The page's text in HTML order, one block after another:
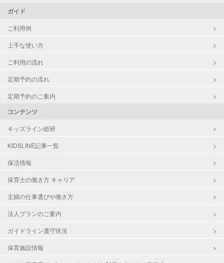
ガイド
ご利用例
上手な使い方
ご利用の流れ
定期予約の流れ
定期予約のご案内
コンテンツ
キッズライン総研
KIDSLINE記事一覧
保活情報
保育士の働き方 キャリア
主婦の仕事選びや働き方
法人プランのご案内
ガイドライン遵守状況
保育施設情報